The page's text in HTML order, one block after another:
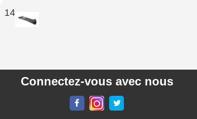
14
Connectez-vous avec nous